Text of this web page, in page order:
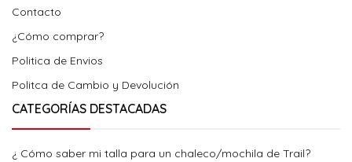
Contacto
¿Cómo comprar?
Politica de Envios
Politca de Cambio y Devolución
CATEGORÍAS DESTACADAS
¿ Cómo saber mi talla para un chaleco/mochila de Trail?